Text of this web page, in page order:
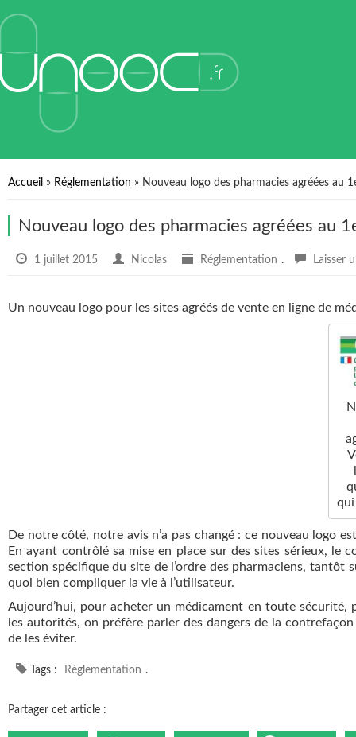
Accueil » Réglementation » Nouveau logo des pharmacies agréées au
Nouveau logo des pharmacies agréées au
1 juillet 2015 Nicolas Réglementation . Laisser
Un nouveau logo pour les sites agréés de vente en ligne de
qui
De notre côté, notre avis n’a pas changé : ce nouveau logo
En ayant contrôlé sa mise en place sur des sites sérieux, le
section spécifique du site de l’ordre des pharmaciens,
quoi bien compliquer la vie à l’utilisateur.
Aujourd’hui, pour acheter un médicament en toute
les autorités, on préfère parler des dangers de la
de les éviter.
Tags : Réglementation .
Partager cet article :